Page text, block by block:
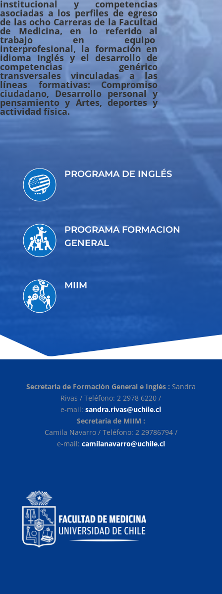
institucional y competencias
asociadas a los perfiles de egreso
de las ocho Carreras de la Facultad
de Medicina, en lo referido al
trabajo en equipo
interprofesional, la formación en
idioma Inglés y el desarrollo de
competencias genérico
transversales vinculadas a las
líneas formativas: Compromiso
ciudadano, Desarrollo personal y
pensamiento y Artes, deportes y
actividad física.
PROGRAMA DE INGLÉS
PROGRAMA FORMACION
GENERAL
MIIM
Secretaria de Formación General e Inglés : Sandra
Rivas / Teléfono: 2 2978 6220 /
e-mail: sandra.rivas@uchile.cl
Secretaria de MIIM :
Camila Navarro / Teléfono: 2 29786794 /
e-mail: camilanavarro@uchile.cl